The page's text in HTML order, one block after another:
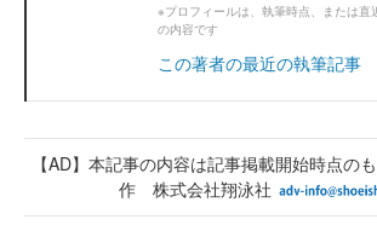
※プロフィールは、執筆時点、または直
の内容です
この著者の最近の執筆記事
【AD】本記事の内容は記事掲載開始時点
作 株式会社翔泳社